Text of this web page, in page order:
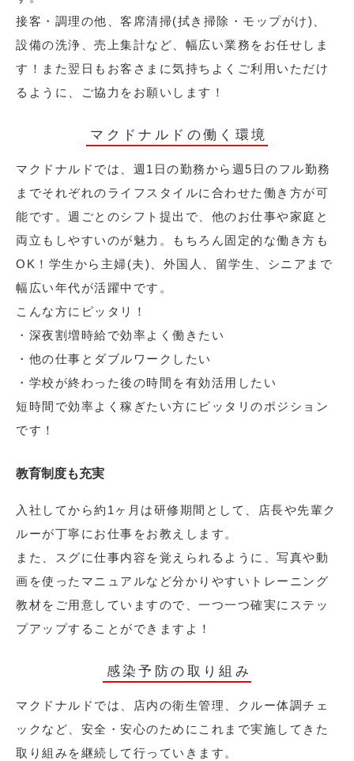
接客・調理の他、客席清掃(拭き掃除・モップがけ)、
設備の洗浄、売上集計など、幅広い業務をお任せしま
す！また翌日もお客さまに気持ちよくご利用いただけ
るように、ご協力をお願いします！
マクドナルドの働く環境
マクドナルドでは、週1日の勤務から週5日のフル勤務
までそれぞれのライフスタイルに合わせた働き方が可
能です。週ごとのシフト提出で、他のお仕事や家庭と
両立もしやすいのが魅力。もちろん固定的な働き方も
OK！学生から主婦(夫)、外国人、留学生、シニアまで
幅広い年代が活躍中です。
こんな方にピッタリ！
・深夜割増時給で効率よく働きたい
・他の仕事とダブルワークしたい
・学校が終わった後の時間を有効活用したい
短時間で効率よく稼ぎたい方にピッタリのポジション
です！
教育制度も充実
入社してから約1ヶ月は研修期間として、店長や先輩ク
ルーが丁寧にお仕事をお教えします。
また、スグに仕事内容を覚えられるように、写真や動
画を使ったマニュアルなど分かりやすいトレーニング
教材をご用意していますので、一つ一つ確実にステッ
プアップすることができますよ！
感染予防の取り組み
マクドナルドでは、店内の衛生管理、クルー体調チェ
ックなど、安全・安心のためにこれまで実施してきた
取り組みを継続して行っていきます。